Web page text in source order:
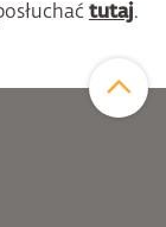
tutaj.